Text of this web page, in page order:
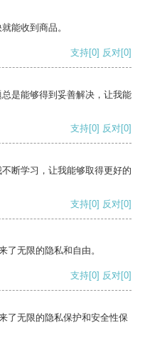
能收到商品。
支持[0] 反对[0]
是能够得到妥善解决，让我能
支持[0] 反对[0]
断学习，让我能够取得更好的
支持[0] 反对[0]
了无限的隐私和自由。
支持[0] 反对[0]
了无限的隐私保护和安全性保